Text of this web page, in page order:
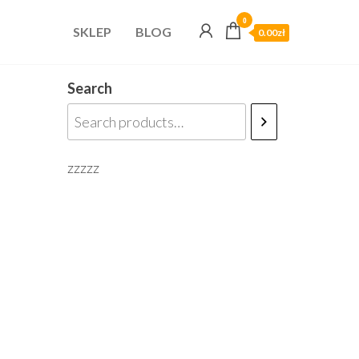
SKLEP BLOG
0
0.00zł
Search
zzzzz